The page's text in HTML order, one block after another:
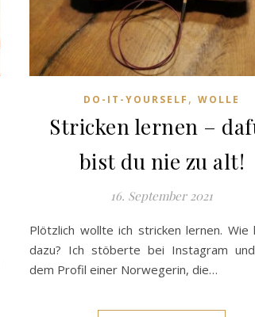
DO-IT-YOURSELF ,WOLLE
Stricken lernen –
bist du nie zu alt!
16. September 2021
Plötzlich wollte ich stricken lernen. Wie
dazu? Ich stöberte bei Instagram
dem Profil einer Norwegerin, die…